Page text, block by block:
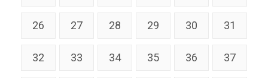
26 27 28 29 30 31
32 33 34 35 36 37